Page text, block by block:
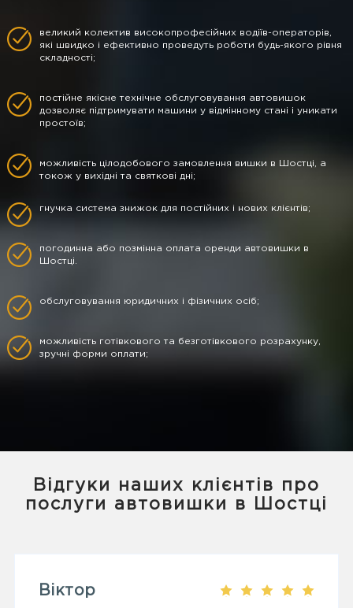
великий колектив високопрофесійних водіїв-операторів,
які швидко і ефективно проведуть роботи будь-якого рівня
складності;
постійне якісне технічне обслуговування автовишок
дозволяє підтримувати машини у відмінному стані і уникати
простоїв;
можливість цілодобового замовлення вишки в Шостці, а
токож у вихідні та святкові дні;
гнучка система знижок для постійних і нових клієнтів;
погодинна або позмінна оплата оренди автовишки в
Шостці.
обслуговування юридичних і фізичних осіб;
можливість готівкового та безготівкового розрахунку,
зручні форми оплати;
Відгуки наших клієнтів про
послуги автовишки в Шостці
Віктор